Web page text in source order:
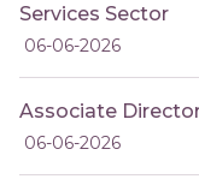
Services Sector
06-06-2026
Associate
06-06-2026